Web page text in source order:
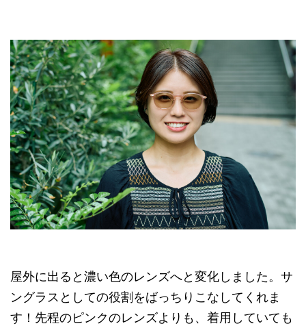
屋外に出ると濃い色のレンズへと変化しました。サ
ングラスとしての役割をばっちりこなしてくれま
す！先程のピンクのレンズよりも、着用していても